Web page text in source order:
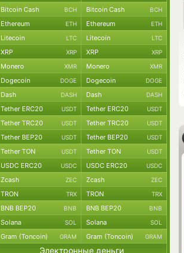
Bitcoin Cash BCH Bitcoin Cash BCH
Ethereum ETH Ethereum ETH
Litecoin LTC Litecoin LTC
XRP XRP XRP XRP
Monero XMR Monero XMR
Dogecoin DOGE Dogecoin DOGE
Dash DASH Dash DASH
Tether ERC20 USDT Tether ERC20 USDT
Tether TRC20 USDT Tether TRC20 USDT
Tether BEP20 USDT Tether BEP20 USDT
Tether TON USDT Tether TON USDT
USDC ERC20 USDC USDC ERC20 USDC
Zcash ZEC Zcash ZEC
TRON TRX TRON TRX
BNB BEP20 BNB BNB BEP20 BNB
Solana SOL Solana SOL
Gram (Toncoin) GRAM Gram (Toncoin) GRAM
Электронные деньги